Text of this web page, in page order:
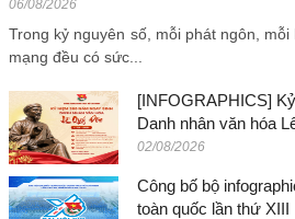
06/08/2026
Trong kỷ nguyên số, mỗi phát ngôn,
mạng đều có sức...
[INFOGRAPHICS]
Danh nhân văn hóa
02/08/2026
Công bố bộ
toàn quốc lần thứ XIII